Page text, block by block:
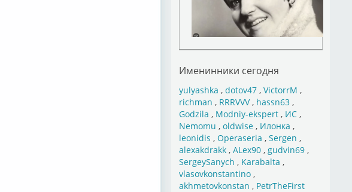
Именинники сегодня
yulyashka , dotov47, VictorrM ,
richman , RRRVVV, hassn63,
Godzila , Modniy-ekspert, ИС,
Nemomu , oldwise, Илонка ,
leonidis , Operaseria , Sergen ,
alexakdrakk, ALex90, gudvin69,
SergeySanych , Karabalta ,
vlasovkonstantino,
akhmetovkonstan , PetrTheFirst